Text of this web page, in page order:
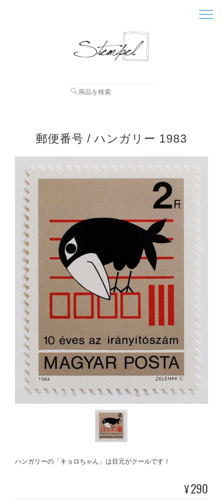
郵便番号 / ハンガリー 1983
ハンガリーの「キョロちゃん」は目元がクールです！
¥290